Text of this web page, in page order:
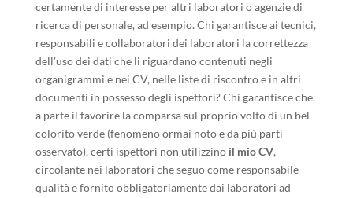
certamente di interesse per altri laboratori o agenzie di
ricerca di personale, ad esempio. Chi garantisce ai tecnici,
responsabili e collaboratori dei laboratori la correttezza
dell’uso dei dati che li riguardano contenuti negli
organigrammi e nei CV, nelle liste di riscontro e in altri
documenti in possesso degli ispettori? Chi garantisce che,
a parte il favorire la comparsa sul proprio volto di un bel
colorito verde (fenomeno ormai noto e da più parti
osservato), certi ispettori non utilizzino il mio CV,
circolante nei laboratori che seguo come responsabile
qualità e fornito obbligatoriamente dai laboratori ad